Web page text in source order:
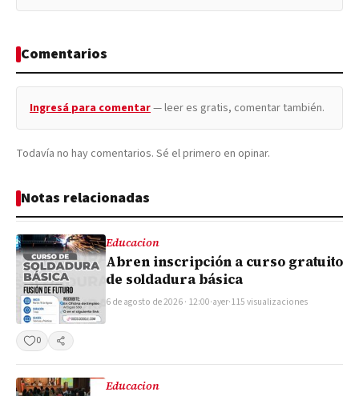
Comentarios
Ingresá para comentar— leer es gratis, comentar también.
Todavía no hay comentarios. Sé el primero en opinar.
Notas relacionadas
Educacion
Abren inscripción a curso gratuito
de soldadura básica
6 de agosto de 2026 · 12:00·ayer·115 visualizaciones
0 Compartir
Educacion